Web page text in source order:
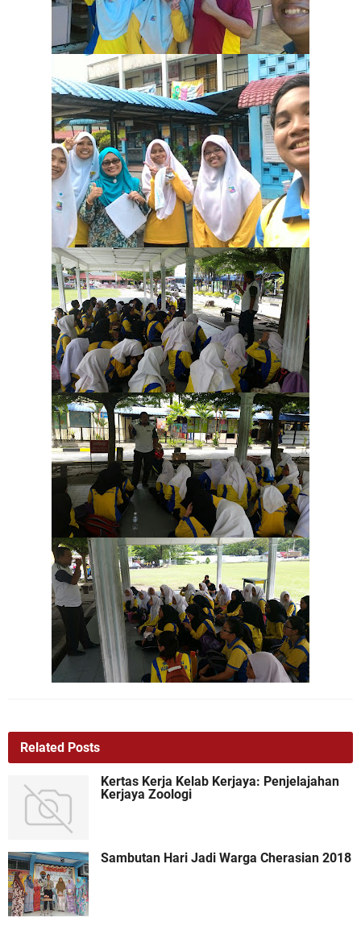
Related Posts
Kertas Kerja Kelab Kerjaya: Penjelajahan
Kerjaya Zoologi
Sambutan Hari Jadi Warga Cherasian 2018